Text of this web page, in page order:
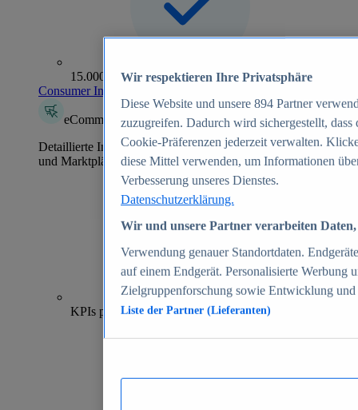
15.000+ Marken
Consumer Insights entdecken
eCommerce Insights
Detaillierte Informationen zu mehr als 39.000 Online-Shops
und Marktplätzen
70+
KPIs pro Shop
Wir respektieren Ihre Privatsphäre
Diese Website und unsere 894 Partner
zuzugreifen. Dadurch wird sichergestellt,
Cookie-Präferenzen jederzeit verwalten.
diese Mittel verwenden, um Informationen
Verbesserung unseres Dienstes.
Datenschutzerklärung.
Wir und unsere Partner verarbeiten
Verwendung genauer Standortdaten.
auf einem Endgerät. Personalisierte Werbung
Zielgruppenforschung sowie Entwicklung
Liste der Partner (Lieferanten)